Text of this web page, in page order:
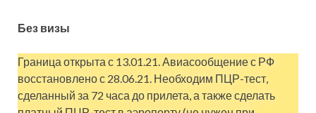
Без визы
Граница открыта с 13.01.21. Авиасообщение с РФ
восстановлено с 28.06.21. Необходим ПЦР-тест,
сделанный за 72 часа до прилета, а также сделать